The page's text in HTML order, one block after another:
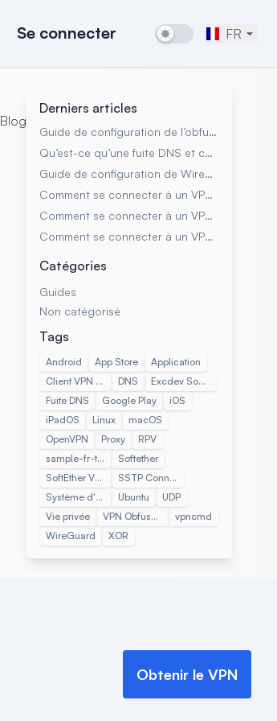
Se connecter FR
Blog
Derniers articles
Guide de configuration de l’obfuscation XOR pour le protocole OpenVPN sur un serveur SoftEther VPN
Qu’est-ce qu’une fuite DNS et comment l’empêcher
Guide de configuration de WireGuard sur un serveur SoftEther VPN
Comment se connecter à un VPN avec le client SoftEther sur Windows, macOS et Linux
Comment se connecter à un VPN avec l’application SSTP Connect
Comment se connecter à un VPN avec Excdev Softether Adapter
Catégories
Guides
Non catégorisé
Tags
Android App Store
Application
Client VPN SoftEther
DNS
Excdev Softether Adapter
Fuite DNS
Google Play
iOS
iPadOS
Linux
macOS
OpenVPN
Proxy
RPV
sample-fr-tag
Softether
SoftEther VPN Client Manager
SSTP Connect
Système d'exploitation Windows
Ubuntu
UDP
Vie privée
VPN Obfusqué
vpncmd
WireGuard
XOR
Obtenir le VPN